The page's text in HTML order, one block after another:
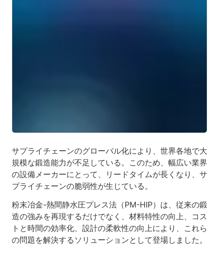
サプライチェーンのグローバル化により、世界各地で大
規模な鍛造能力が不足している。このため、幅広い業界
の設備メーカーにとって、リードタイムが長くなり、サ
プライチェーンの脆弱性が生じている。
粉末冶金-熱間静水圧プレス法（PM-HIP）は、従来の鍛
造の強みを再現するだけでなく、材料特性の向上、コス
トと時間の効率化、設計の柔軟性の向上により、これら
の問題を解決するソリューションとして登場しました。